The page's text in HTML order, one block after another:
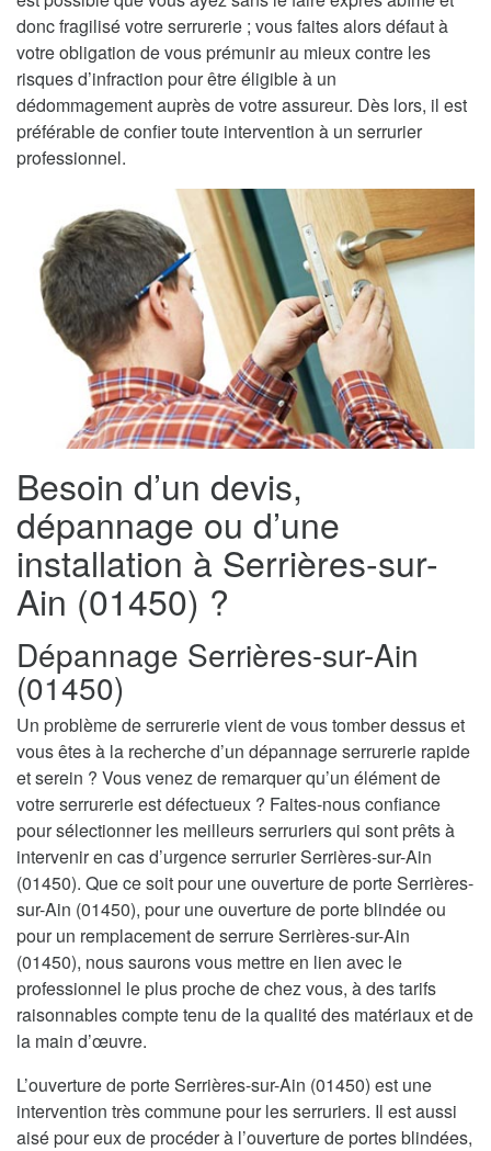
donc fragilisé votre serrurerie ; vous faites alors défaut à
votre obligation de vous prémunir au mieux contre les
risques d’infraction pour être éligible à un
dédommagement auprès de votre assureur. Dès lors, il est
préférable de confier toute intervention à un serrurier
professionnel.
Besoin d’un devis,
dépannage ou d’une
installation à Serrières-sur-
Ain (01450) ?
Dépannage Serrières-sur-Ain
(01450)
Un problème de serrurerie vient de vous tomber dessus et
vous êtes à la recherche d’un dépannage serrurerie rapide
et serein ? Vous venez de remarquer qu’un élément de
votre serrurerie est défectueux ? Faites-nous confiance
pour sélectionner les meilleurs serruriers qui sont prêts à
intervenir en cas d’urgence serrurier Serrières-sur-Ain
(01450). Que ce soit pour une ouverture de porte Serrières-
sur-Ain (01450), pour une ouverture de porte blindée ou
pour un remplacement de serrure Serrières-sur-Ain
(01450), nous saurons vous mettre en lien avec le
professionnel le plus proche de chez vous, à des tarifs
raisonnables compte tenu de la qualité des matériaux et de
la main d’œuvre.
L’ouverture de porte Serrières-sur-Ain (01450) est une
intervention très commune pour les serruriers. Il est aussi
aisé pour eux de procéder à l’ouverture de portes blindées,